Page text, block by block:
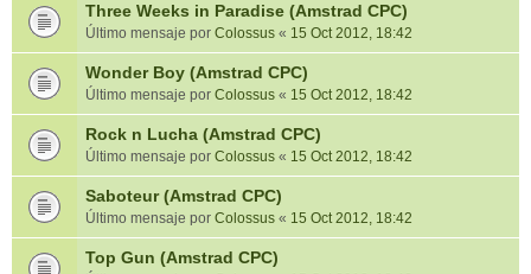
Three Weeks in Paradise (Amstrad CPC)
Último mensaje por Colossus « 15 Oct 2012, 18:42
Wonder Boy (Amstrad CPC)
Último mensaje por Colossus « 15 Oct 2012, 18:42
Rock n Lucha (Amstrad CPC)
Último mensaje por Colossus « 15 Oct 2012, 18:42
Saboteur (Amstrad CPC)
Último mensaje por Colossus « 15 Oct 2012, 18:42
Top Gun (Amstrad CPC)